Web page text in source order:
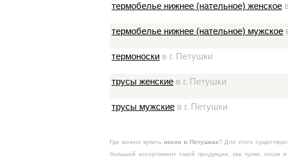
термобелье нижнее (нательное) женское
термобелье нижнее (нательное) мужское
термоноски в г. Петушки
трусы женские в г. Петушки
трусы мужские в г. Петушки
Где можно купить носки в Петушках? Для этого
большой ассортимент такой продукции, как чулки,